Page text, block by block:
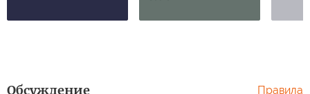
Обсуждение Правила